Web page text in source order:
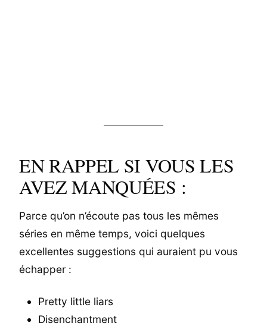
EN RAPPEL SI VOUS LES
AVEZ MANQUÉES :
Parce qu’on n’écoute pas tous les mêmes
séries en même temps, voici quelques
excellentes suggestions qui auraient pu vous
échapper :
Pretty little liars
Disenchantment